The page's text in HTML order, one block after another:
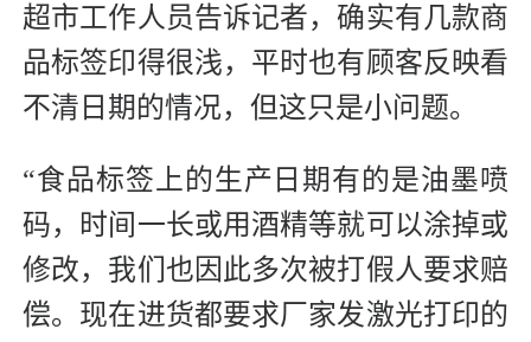
超市工作人员告诉记者，确实有几款商
品标签印得很浅，平时也有顾客反映看
不清日期的情况，但这只是小问题。
“食品标签上的生产日期有的是油墨喷
码，时间一长或用酒精等就可以涂掉或
修改，我们也因此多次被打假人要求赔
偿。现在进货都要求厂家发激光打印的